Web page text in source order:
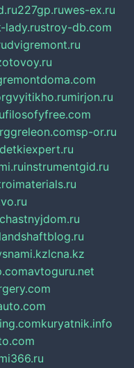
227gp.ruwes-ex.ru
lady.rustroy-db.com
dvigremont.ru
remontdoma.com
vyitikho.rumirjon.ru
filosofyfree.com
greleon.comsp-or.ru
detkiexpert.ru
instrumentgid.ru
chastnyjdom.ru
landshaftblog.ru
lcna.kz
avtoguru.net
kuryatnik.info